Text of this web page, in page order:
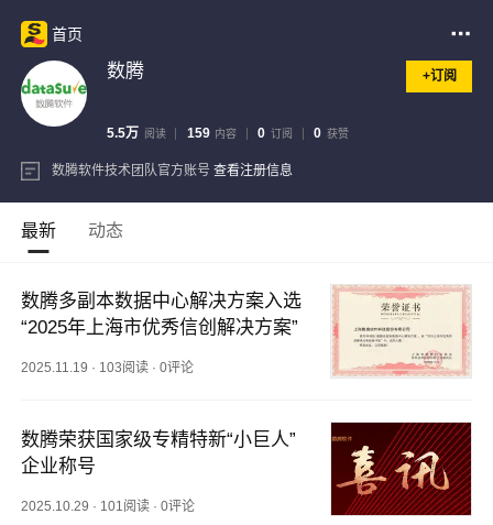
首页
数腾 +订阅
5.5万 阅读 159 内容 0 订阅 0 获赞
数腾软件技术团队官方账号 查看注册信息
最新 动态
数腾多副本数据中心解决方案入选
“2025年上海市优秀信创解决方案”
2025.11.19 · 103阅读 ·0评论
数腾荣获国家级专精特新“小巨人”
企业称号
2025.10.29 · 101阅读 ·0评论